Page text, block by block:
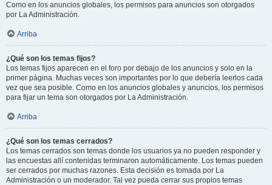
Como en los anuncios globales, los permisos para anuncios son otorgados
por La Administración.
Arriba
¿Qué son los temas fijos?
Los temas fijos aparecen en el foro por debajo de los anuncios y solo en la
primer página. Muchas veces son importantes por lo que debería leerlos cada
vez que sea posible. Como en los anuncios globales y anuncios, los permisos
para fijar un tema son otorgados por La Administración.
Arriba
¿Qué son los temas cerrados?
Los temas cerrados son temas donde los usuarios ya no pueden responder y
las encuestas allí contenidas terminaron automáticamente. Los temas pueden
ser cerrados por muchas razones. Esta decisión es tomada por La
Administración o un moderador. Tal vez pueda cerrar sus propios temas